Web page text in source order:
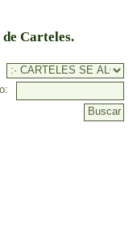
Carteles.